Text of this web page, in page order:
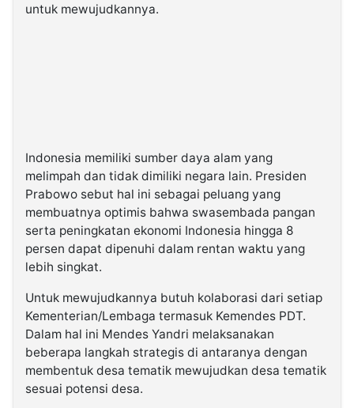
untuk mewujudkannya.
Indonesia memiliki sumber daya alam yang
melimpah dan tidak dimiliki negara lain. Presiden
Prabowo sebut hal ini sebagai peluang yang
membuatnya optimis bahwa swasembada pangan
serta peningkatan ekonomi Indonesia hingga 8
persen dapat dipenuhi dalam rentan waktu yang
lebih singkat.
Untuk mewujudkannya butuh kolaborasi dari setiap
Kementerian/Lembaga termasuk Kemendes PDT.
Dalam hal ini Mendes Yandri melaksanakan
beberapa langkah strategis di antaranya dengan
membentuk desa tematik mewujudkan desa tematik
sesuai potensi desa.